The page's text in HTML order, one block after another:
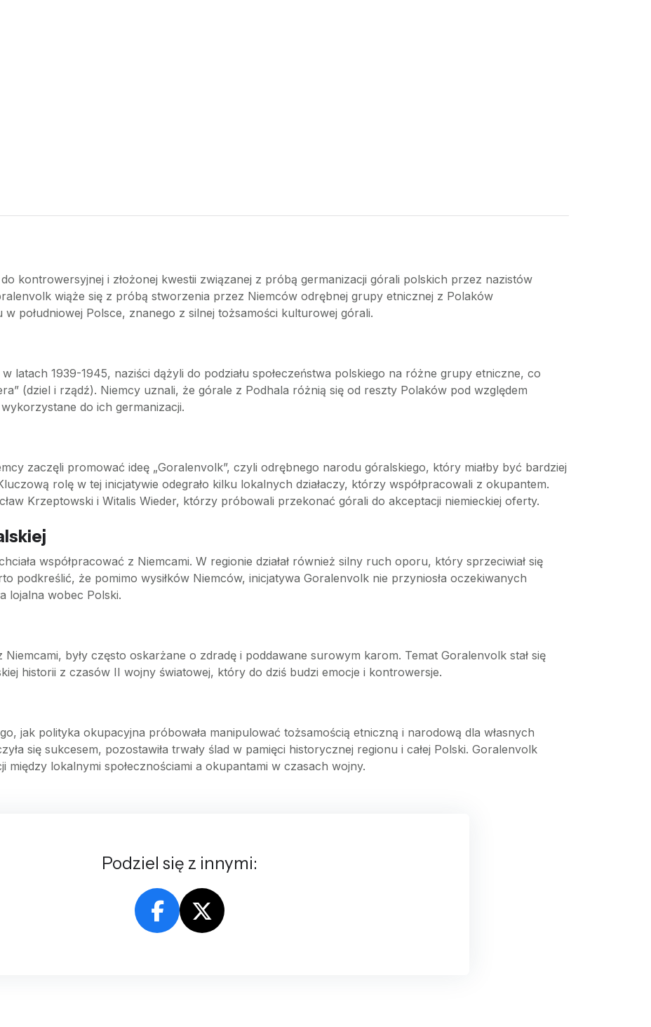
kontrowersyjnej i złożonej kwestii związanej z próbą germanizacji górali polskich przez nazistów
wiąże się z próbą stworzenia przez Niemców odrębnej grupy etnicznej z Polaków
południowej Polsce, znanego z silnej tożsamości kulturowej górali.
latach 1939-1945, naziści dążyli do podziału społeczeństwa polskiego na różne grupy etniczne, co
(dziel i rządź). Niemcy uznali, że górale z Podhala różnią się od reszty Polaków pod względem
do ich germanizacji.
zaczęli promować ideę „Goralenvolk”, czyli odrębnego narodu góralskiego, który miałby być bardziej
rolę w tej inicjatywie odegrało kilku lokalnych działaczy, którzy współpracowali z okupantem.
Krzeptowski i Witalis Wieder, którzy próbowali przekonać górali do akceptacji niemieckiej oferty.
współpracować z Niemcami. W regionie działał również silny ruch oporu, który sprzeciwiał się
podkreślić, że pomimo wysiłków Niemców, inicjatywa Goralenvolk nie przyniosła oczekiwanych
lojalna wobec Polski.
były często oskarżane o zdradę i poddawane surowym karom. Temat Goralenvolk stał się
historii z czasów II wojny światowej, który do dziś budzi emocje i kontrowersje.
jak polityka okupacyjna próbowała manipulować tożsamością etniczną i narodową dla własnych
się sukcesem, pozostawiła trwały ślad w pamięci historycznej regionu i całej Polski. Goralenvolk
między lokalnymi społecznościami a okupantami w czasach wojny.
Podziel się z innymi: